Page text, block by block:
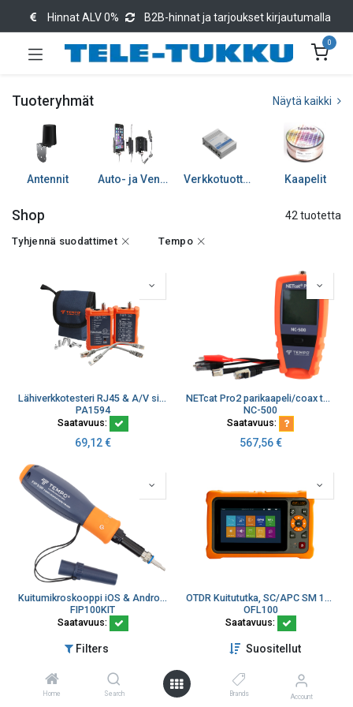
Filters Suositellut
Home Search Brands Account
Hinnat ALV 0% B2B-hinnat ja tarjoukset kirjautumalla
0
Tuoteryhmät Näytä kaikki
Antennit Auto- ja Venetarvikkeet Verkkotuotteet Kaapelit
Shop 42 tuotetta
Tyhjennä suodattimet Tempo
Lähiverkkotesteri RJ45 & A/V sis. F/RCA/BNC-adapterit
PA1594
Saatavuus:
69,12€
NETcat Pro2 parikaapeli/coax testeri
NC-500
Saatavuus:
567,56€
Kuitumikroskooppi iOS & Android Autofocus, Autotest, WiFi
FIP100KIT
Saatavuus:
2 033,70
OTDR Kuitututka, SC/APC SM 1310/1550nm 26dB 2,5m EDZ
OFL100
Saatavuus:
2 017,78€